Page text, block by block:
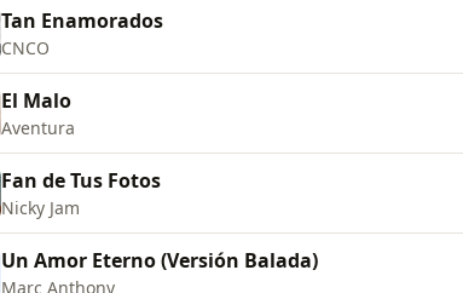
Tan Enamorados
CNCO
El Malo
Aventura
Fan de Tus Fotos
Nicky Jam
Un Amor Eterno (Versión Balada)
Marc Anthony